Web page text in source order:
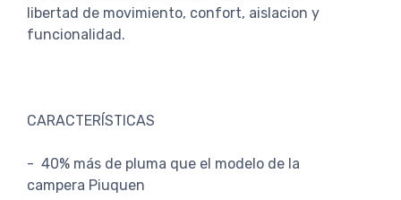
libertad de movimiento, confort, aislacion y
funcionalidad.
CARACTERÍSTICAS
- 40% más de pluma que el modelo de la
campera Piuquen